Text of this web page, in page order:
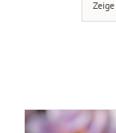
Zeige